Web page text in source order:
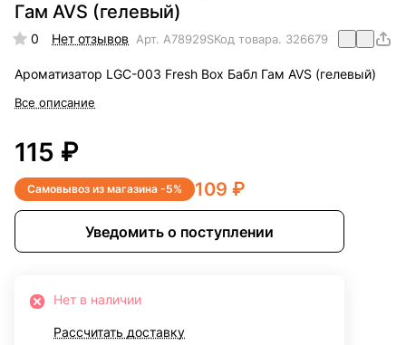
Гам AVS (гелевый)
0 Нет отзывов Арт. A78929SКод товара. 326679
Ароматизатор LGC-003 Fresh Box Бабл Гам AVS (гелевый)
Все описание
115 ₽
Самовывоз из магазина -5% 109 ₽
Уведомить о поступлении
Нет в наличии
Рассчитать доставку